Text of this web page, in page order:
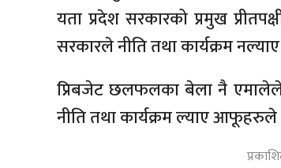
यता प्रदेश सरकारको प्रमुख
सरकारले नीति तथा कार्यक्रम
प्रिबजेट छलफलका बेला नै
नीति तथा कार्यक्रम ल्याए